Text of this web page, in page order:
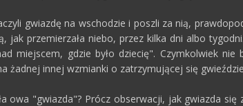
gwiazdę na wschodzie i poszli za nią,
jak przemierzała niebo, przez kilka dni albo
miejscem, gdzie było dziecię". Czymkolwiek
żadnej innej wzmianki o zatrzymującej się
owa "gwiazda"? Prócz obserwacji, jak gwiazda